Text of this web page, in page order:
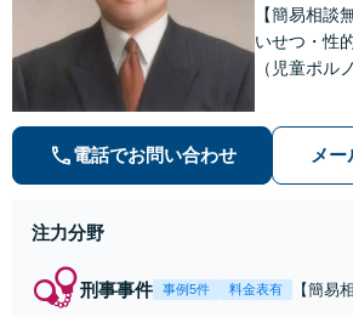
【簡易相談
いせつ・性
（児童ポル
等）に非常
電話でお問い合わせ メ
注力分野
刑事事件 事例5件 料金表有
【簡易